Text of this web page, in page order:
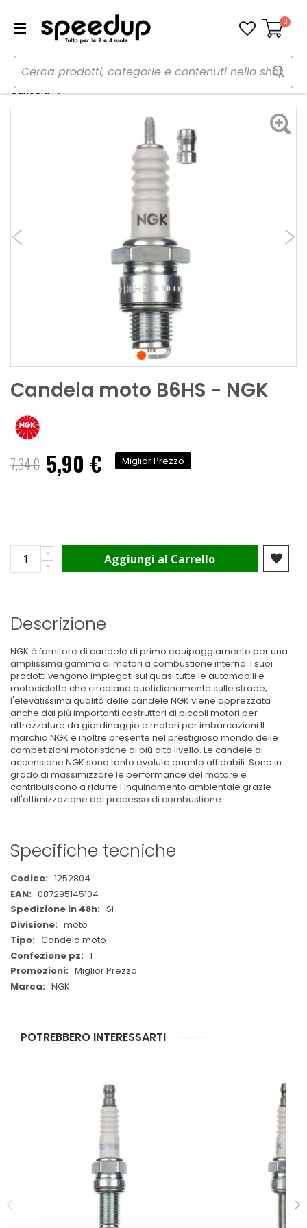
Carrello
0
Home Moto
Manutenzione e ricambi moto
Candela
Candela moto B6HS - NGK
Candela moto B6HS - NGK
7,34 € Prezzo
speciale
5,90 € Miglior Prezzo
Aggiungi al Carrello
Descrizione
NGK è fornitore di candele di primo equipaggiamento per una
amplissima gamma di motori a combustione interna. I suoi
prodotti vengono impiegati sui quasi tutte le automobili e
motociclette che circolano quotidianamente sulle strade;
l'elevatissima qualità delle candele NGK viene apprezzata
anche dai più importanti costruttori di piccoli motori per
attrezzature da giardinaggio e motori per imbarcazioni Il
marchio NGK è inoltre presente nel prestigioso mondo delle
competizioni motoristiche di più alto livello. Le candele di
accensione NGK sono tanto evolute quanto affidabili. Sono in
grado di massimizzare le performance del motore e
contribuiscono a ridurre l'inquinamento ambientale grazie
all'ottimizzazione del processo di combustione
Specifiche tecniche
Maggiori
Informazioni
1252804
087295145104
Si
moto
Candela moto
1
Miglior Prezzo
NGK
POTREBBERO INTERESSARTI